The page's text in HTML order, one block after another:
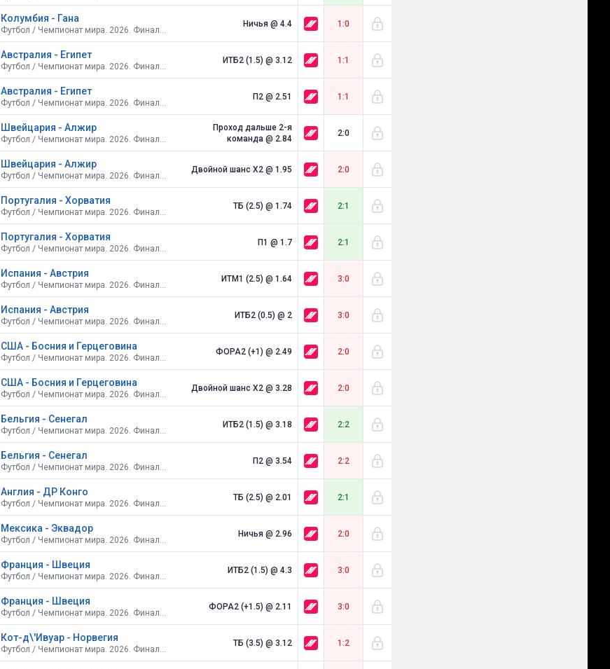
Колумбия - Гана
Футбол / Чемпионат мира. 2026. Финальный турнир. США, Канада, Мексика. Плей-офф. 1/16 финала
Ничья @ 4.4 1:0
Австралия - Египет
Футбол / Чемпионат мира. 2026. Финальный турнир. США, Канада, Мексика. Плей-офф. 1/16 финала
ИТБ2 (1.5) @ 3.12 1:1
Австралия - Египет
Футбол / Чемпионат мира. 2026. Финальный турнир. США, Канада, Мексика. Плей-офф. 1/16 финала
П2 @ 2.51 1:1
Швейцария - Алжир
Футбол / Чемпионат мира. 2026. Финальный турнир. США, Канада, Мексика. Плей-офф. 1/16 финала
Проход дальше 2-я
команда @ 2.84
2:0
Швейцария - Алжир
Футбол / Чемпионат мира. 2026. Финальный турнир. США, Канада, Мексика. Плей-офф. 1/16 финала
Двойной шанс X2 @ 1.95 2:0
Португалия - Хорватия
Футбол / Чемпионат мира. 2026. Финальный турнир. США, Канада, Мексика. Плей-офф. 1/16 финала
ТБ (2.5) @ 1.74 2:1
Португалия - Хорватия
Футбол / Чемпионат мира. 2026. Финальный турнир. США, Канада, Мексика. Плей-офф. 1/16 финала
П1 @ 1.7 2:1
Испания - Австрия
Футбол / Чемпионат мира. 2026. Финальный турнир. США, Канада, Мексика. Плей-офф. 1/16 финала
ИТМ1 (2.5) @ 1.64 3:0
Испания - Австрия
Футбол / Чемпионат мира. 2026. Финальный турнир. США, Канада, Мексика. Плей-офф. 1/16 финала
ИТБ2 (0.5) @ 2 3:0
США - Босния и Герцеговина
Футбол / Чемпионат мира. 2026. Финальный турнир. США, Канада, Мексика. Плей-офф. 1/16 финала
ФОРА2 (+1) @ 2.49 2:0
США - Босния и Герцеговина
Футбол / Чемпионат мира. 2026. Финальный турнир. США, Канада, Мексика. Плей-офф. 1/16 финала
Двойной шанс X2 @ 3.28 2:0
Бельгия - Сенегал
Футбол / Чемпионат мира. 2026. Финальный турнир. США, Канада, Мексика. Плей-офф. 1/16 финала
ИТБ2 (1.5) @ 3.18 2:2
Бельгия - Сенегал
Футбол / Чемпионат мира. 2026. Финальный турнир. США, Канада, Мексика. Плей-офф. 1/16 финала
П2 @ 3.54 2:2
Англия - ДР Конго
Футбол / Чемпионат мира. 2026. Финальный турнир. США, Канада, Мексика. Плей-офф. 1/16 финала
ТБ (2.5) @ 2.01 2:1
Мексика - Эквадор
Футбол / Чемпионат мира. 2026. Финальный турнир. США, Канада, Мексика. Плей-офф. 1/16 финала
Ничья @ 2.96 2:0
Франция - Швеция
Футбол / Чемпионат мира. 2026. Финальный турнир. США, Канада, Мексика. Плей-офф. 1/16 финала
ИТБ2 (1.5) @ 4.3 3:0
Франция - Швеция
Футбол / Чемпионат мира. 2026. Финальный турнир. США, Канада, Мексика. Плей-офф. 1/16 финала
ФОРА2 (+1.5) @ 2.11 3:0
Кот-д\'Ивуар - Норвегия
Футбол / Чемпионат мира. 2026. Финальный турнир. США, Канада, Мексика. Плей-офф. 1/16 финала
ТБ (3.5) @ 3.12 1:2